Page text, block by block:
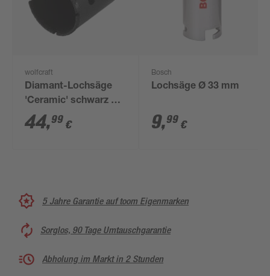
wolfcraft
Diamant-Lochsäge
'Ceramic' schwarz Ø
45 mm
44,99 €
Bosch
Lochsäge Ø 33 mm
9,99 €
5 Jahre Garantie auf toom Eigenmarken
Sorglos, 90 Tage Umtauschgarantie
Abholung im Markt in 2 Stunden